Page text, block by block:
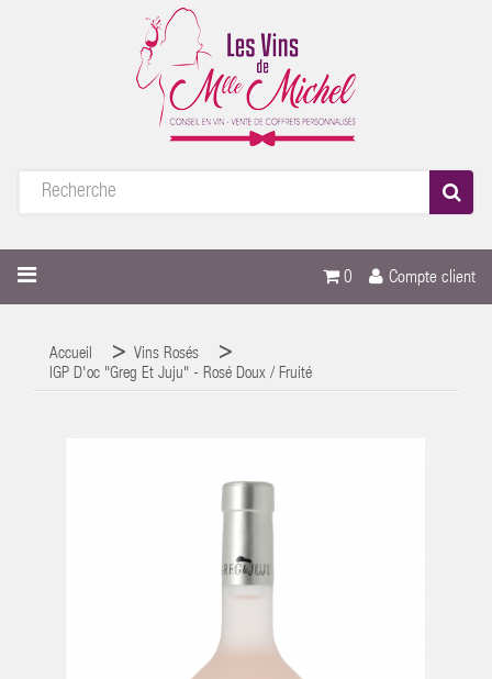
Compte client
0
Accueil
Vins Rosés
IGP D'oc "Greg Et Juju" - Rosé Doux / Fruité